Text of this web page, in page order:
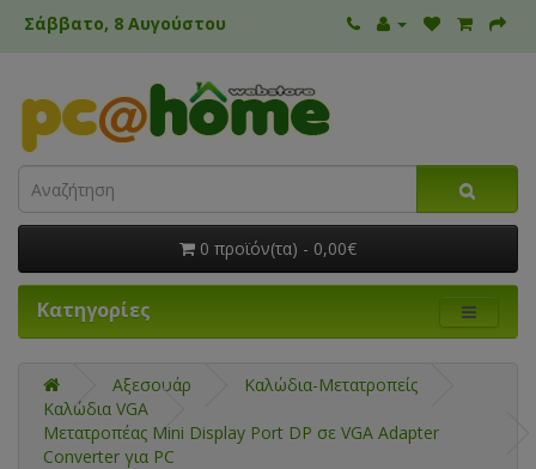
Σάββατο, 8 Αυγούστου
0 προϊόν(τα) - 0,00€
Κατηγορίες
Αξεσουάρ
Καλώδια-Μετατροπείς
Καλώδια VGA
Μετατροπέας Mini Display Port DP σε VGA Adapter
Converter για PC